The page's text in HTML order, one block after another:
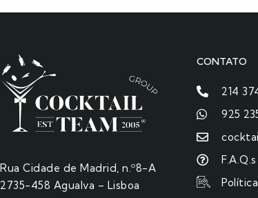
Rua Cidade de Madrid, n.º8-A
2735-458 Agualva – Lisboa
CONTATO
214
925
F.A.Q.s